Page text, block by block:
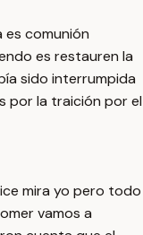
es comunión
es restauren la
sido interrumpida
por la traición por el
mira yo pero todo
vamos a